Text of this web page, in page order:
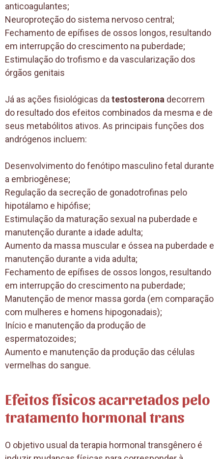
anticoagulantes;
Neuroproteção do sistema nervoso central;
Fechamento de epífises de ossos longos, resultando
em interrupção do crescimento na puberdade;
Estimulação do trofismo e da vascularização dos
órgãos genitais
Já as ações fisiológicas da testosterona decorrem
do resultado dos efeitos combinados da mesma e de
seus metabólitos ativos. As principais funções dos
andrógenos incluem:
Desenvolvimento do fenótipo masculino fetal durante
a embriogênese;
Regulação da secreção de gonadotrofinas pelo
hipotálamo e hipófise;
Estimulação da maturação sexual na puberdade e
manutenção durante a idade adulta;
Aumento da massa muscular e óssea na puberdade e
manutenção durante a vida adulta;
Fechamento de epífises de ossos longos, resultando
em interrupção do crescimento na puberdade;
Manutenção de menor massa gorda (em comparação
com mulheres e homens hipogonadais);
Início e manutenção da produção de
espermatozoides;
Aumento e manutenção da produção das células
vermelhas do sangue.
Efeitos físicos acarretados pelo
tratamento hormonal trans
O objetivo usual da terapia hormonal transgênero é